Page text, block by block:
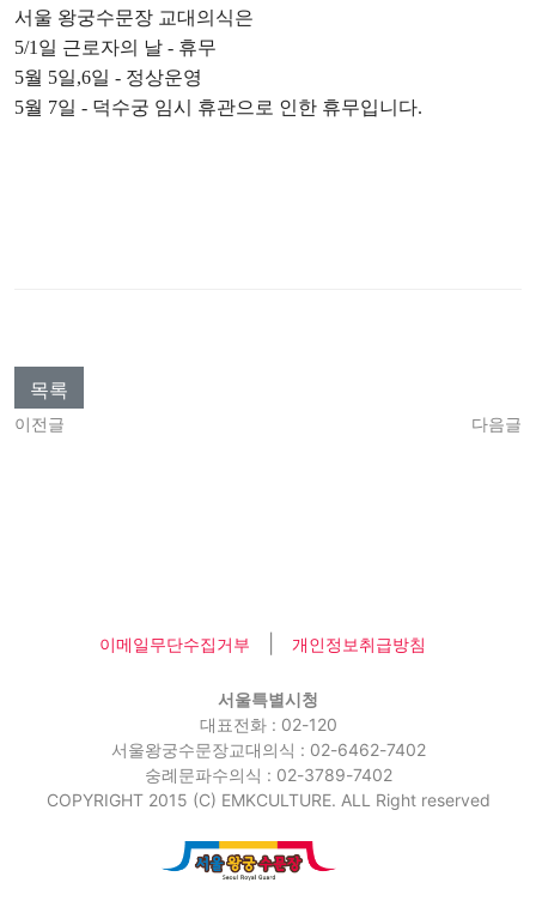
서울 왕궁수문장 교대의식은
5/1일 근로자의 날 - 휴무
5월 5일,6일 - 정상운영
5월 7일 - 덕수궁 임시 휴관으로 인한 휴무입니다.
목록
이전글 다음글
이메일무단수집거부 개인정보취급방침
서울특별시청
대표전화 : 02-120
서울왕궁수문장교대의식 : 02-6462-7402
숭례문파수의식 : 02-3789-7402
COPYRIGHT 2015 (C) EMKCULTURE. ALL Right reserved